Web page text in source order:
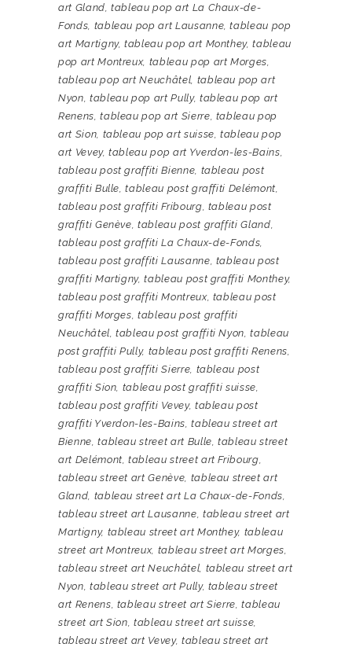
art Gland ,tableau pop art La Chaux-de-
Fonds tableau pop art Lausanne ,tableau pop
art Martigny,tableau pop art Monthey,tableau
pop art Montreux, tableau pop art Morges
tableau pop art Neuchâtel tableau pop art
Nyon tableau pop art Pully, tableau pop art
Renens ,tableau pop art Sierre tableau pop
art Sion tableau pop art suisse ,tableau pop
art Vevey,tableau pop art Yverdon-les-Bains
tableau post graffiti Bienne tableau post
graffiti Bulle ,tableau post graffiti Delémont
tableau post graffiti Fribourg tableau post
graffiti Genève ,tableau post graffiti Gland
tableau post graffiti La Chaux-de-Fonds
tableau post graffiti Lausanne tableau post
graffiti Martigny,tableau post graffiti Monthey,
tableau post graffiti Montreux, tableau post
graffiti Morges ,tableau post graffiti
Neuchâtel ,tableau post graffiti Nyon ,tableau
post graffiti Pully, tableau post graffiti Renens
tableau post graffiti Sierre tableau post
graffiti Sion tableau post graffiti suisse
tableau post graffiti Vevey, tableau post
graffiti Yverdon-les-Bains ,tableau street art
Bienne ,tableau street art Bulle ,tableau street
art Delémont ,tableau street art Fribourg
tableau street art Genève tableau street art
Gland tableau street art La Chaux-de-Fonds
tableau street art Lausanne tableau street art
Martigny, tableau street art Monthey, tableau
street art Montreux, tableau street art Morges
tableau street art Neuchâtel tableau street art
Nyon tableau street art Pully, tableau street
art Renens tableau street art Sierre ,tableau
street art Sion ,tableau street art suisse
tableau street art Vevey, tableau street art